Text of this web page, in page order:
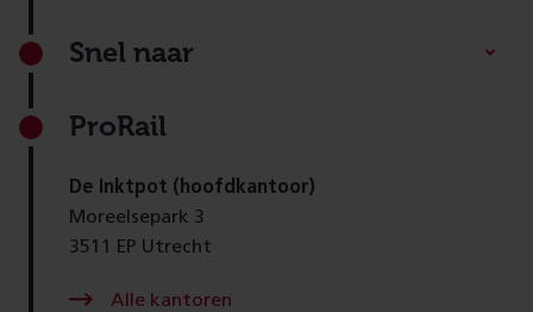
Footer
Snel naar
ProRail
De Inktpot (hoofdkantoor)
Moreelsepark 3
3511 EP Utrecht
Alle kantoren